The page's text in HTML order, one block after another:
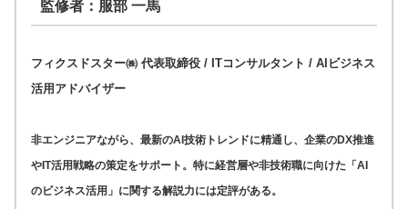
監修者：服部 一馬
フィクスドスター㈱ 代表取締役 / ITコンサルタント / AIビジネス
活用アドバイザー
非エンジニアながら、最新のAI技術トレンドに精通し、企業のDX推進
やIT活用戦略の策定をサポート。特に経営層や非技術職に向けた「AI
のビジネス活用」に関する解説力には定評がある。